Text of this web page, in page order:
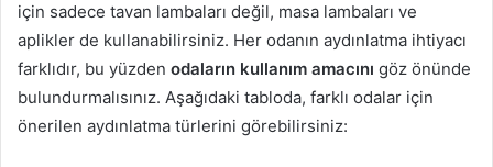
için sadece tavan lambaları değil, masa lambaları ve
aplikler de kullanabilirsiniz. Her odanın aydınlatma ihtiyacı
farklıdır, bu yüzden odaların kullanım amacını göz önünde
bulundurmalısınız. Aşağıdaki tabloda, farklı odalar için
önerilen aydınlatma türlerini görebilirsiniz: